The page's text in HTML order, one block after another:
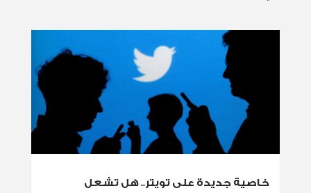
خاصية جديدة على تويتر.. هل تشعل